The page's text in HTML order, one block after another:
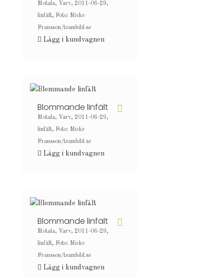
Motala, Varv, 2011-06-29,
linfält, Foto: Micke
Fransson/teambild.se
Lägg i kundvagnen
Blommande linfält
Motala, Varv, 2011-06-29,
linfält, Foto: Micke
Fransson/teambild.se
Lägg i kundvagnen
Blommande linfält
Motala, Varv, 2011-06-29,
linfält, Foto: Micke
Fransson/teambild.se
Lägg i kundvagnen